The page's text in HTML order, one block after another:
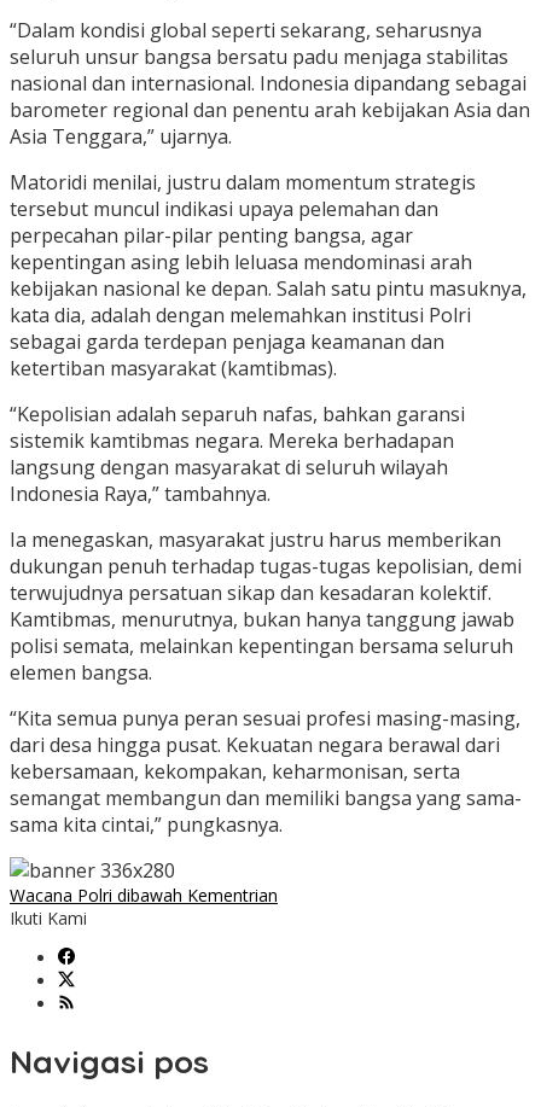
“Dalam kondisi global seperti sekarang, seharusnya
seluruh unsur bangsa bersatu padu menjaga stabilitas
nasional dan internasional. Indonesia dipandang sebagai
barometer regional dan penentu arah kebijakan Asia dan
Asia Tenggara,” ujarnya.
Matoridi menilai, justru dalam momentum strategis
tersebut muncul indikasi upaya pelemahan dan
perpecahan pilar-pilar penting bangsa, agar
kepentingan asing lebih leluasa mendominasi arah
kebijakan nasional ke depan. Salah satu pintu masuknya,
kata dia, adalah dengan melemahkan institusi Polri
sebagai garda terdepan penjaga keamanan dan
ketertiban masyarakat (kamtibmas).
“Kepolisian adalah separuh nafas, bahkan garansi
sistemik kamtibmas negara. Mereka berhadapan
langsung dengan masyarakat di seluruh wilayah
Indonesia Raya,” tambahnya.
Ia menegaskan, masyarakat justru harus memberikan
dukungan penuh terhadap tugas-tugas kepolisian, demi
terwujudnya persatuan sikap dan kesadaran kolektif.
Kamtibmas, menurutnya, bukan hanya tanggung jawab
polisi semata, melainkan kepentingan bersama seluruh
elemen bangsa.
“Kita semua punya peran sesuai profesi masing-masing,
dari desa hingga pusat. Kekuatan negara berawal dari
kebersamaan, kekompakan, keharmonisan, serta
semangat membangun dan memiliki bangsa yang sama-
sama kita cintai,” pungkasnya.
Wacana Polri dibawah Kementrian
Ikuti Kami
Navigasi pos